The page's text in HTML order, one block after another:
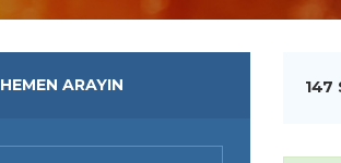
HEMEN ARAYIN 147